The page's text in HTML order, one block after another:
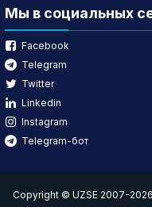
Мы в социальных
Facebook
Telegram
Twitter
Linkedin
Instagram
Telegram-бот
Copyright © UZSE 2007-2026